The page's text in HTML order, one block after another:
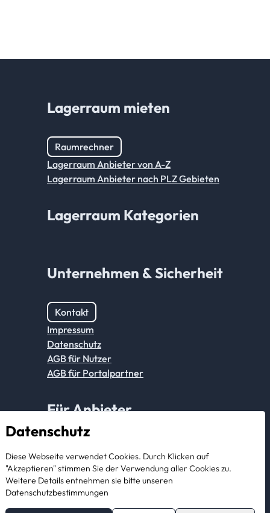
Datenschutz
Diese Webseite verwendet Cookies. Durch Klicken auf
"Akzeptieren" stimmen Sie der Verwendung aller Cookies zu.
Weitere Details entnehmen sie bitte unseren
Datenschutzbestimmungen
Lagerraum mieten
Raumrechner
Lagerraum Anbieter von A-Z
Lagerraum Anbieter nach PLZ Gebieten
Lagerraum Kategorien
Unternehmen & Sicherheit
Kontakt
Impressum
Datenschutz
AGB für Nutzer
AGB für Portalpartner
Für Anbieter
Als Anbieter registrieren